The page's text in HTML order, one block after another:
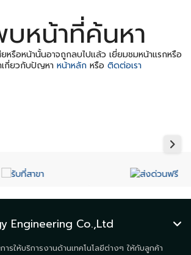
บหน้าที่ค้นหา
รือหน้านั้นอาจถูกลบไปแล้ว เยี่ยมชมหน้าแรกหรือ
เกี่ยวกับปัญหา หน้าหลักหรือ ติดต่อเรา
Engineering Co.,Ltd
รให้บริการงานด้านเทคโนโลยีต่างๆ ให้กับลูกค้า